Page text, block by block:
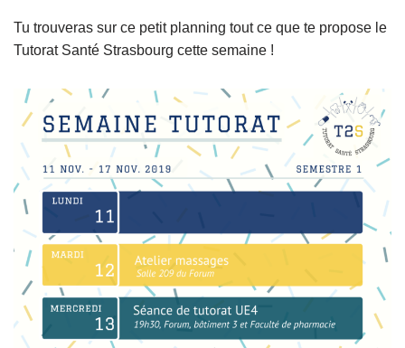
Tu trouveras sur ce petit planning tout ce que te propose le
Tutorat Santé Strasbourg cette semaine !